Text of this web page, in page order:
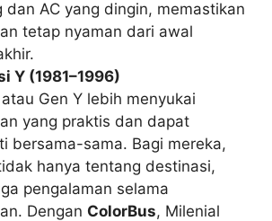
dan AC yang dingin, memastikan
tetap nyaman dari awal
Y (1981–1996)
Gen Y lebih menyukai
yang praktis dan dapat
bersama-sama. Bagi mereka,
hanya tentang destinasi,
pengalaman selama
Dengan ColorBus, Milenial